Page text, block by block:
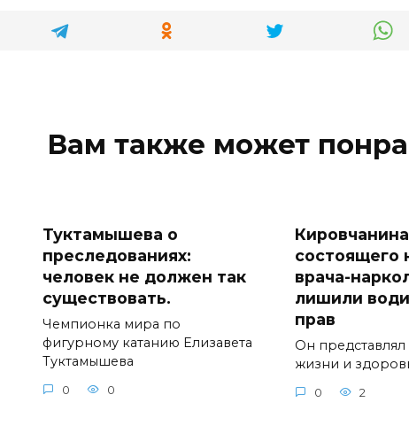
Вам также может
Туктамышева о
преследованиях:
человек не должен так
существовать.
Чемпионка мира по
фигурному катанию Елизавета
Туктамышева
0 0
состоящего
врача-
лишили
прав
Он представлял
жизни и
0 2